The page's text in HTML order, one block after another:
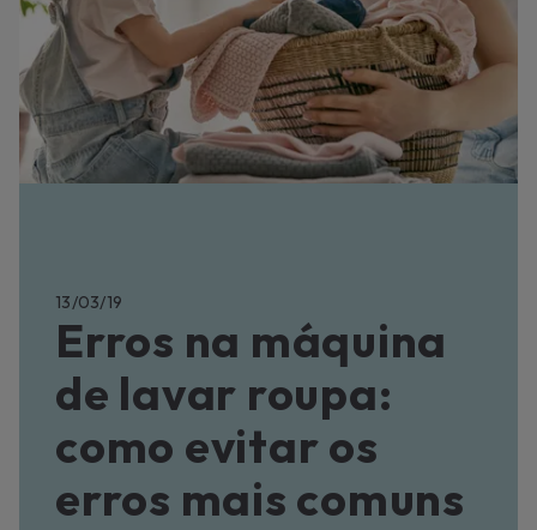
13/03/19
Erros na máquina
de lavar roupa:
como evitar os
erros mais comuns